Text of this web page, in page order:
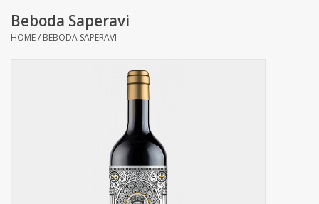
Contact
Beboda Saperavi
HOME/ BEBODA SAPERAVI